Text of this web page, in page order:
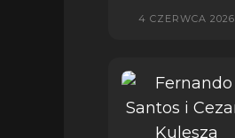
4 CZERWCA 2026